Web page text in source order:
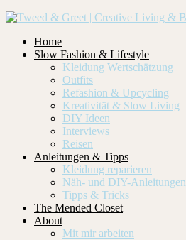
Home
Slow Fashion & Lifestyle
Kleidung Wertschätzung
Outfits
Refashion & Upcycling
Kreativität & Slow Living
DIY Ideen
Interviews
Reisen
Anleitungen & Tipps
Kleidung reparieren
Näh- und DIY-Anleitungen
Tipps & Tricks
The Mended Closet
About
Mit mir arbeiten